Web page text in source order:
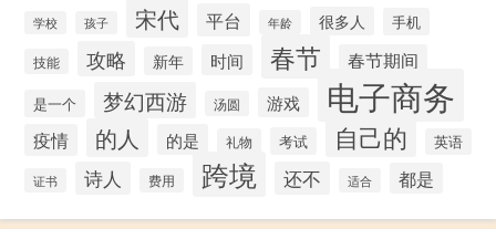
学校 孩子 宋代 平台 年龄 很多人 手机
技能 攻略 新年 时间 春节 春节期间
是一个 梦幻西游 汤圆 游戏 电子商务
疫情 的人 的是 礼物 考试 自己的 英语
证书 诗人 费用 跨境 还不 适合 都是